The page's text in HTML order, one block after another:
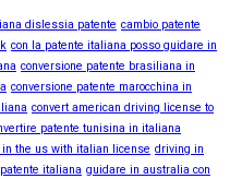
dislessia patente cambio patente
con la patente italiana posso guidare in
conversione patente brasiliana in
conversione patente marocchina in
convert american driving license to
patente tunisina in italiana
the us with italian license driving in
italiana guidare in australia con